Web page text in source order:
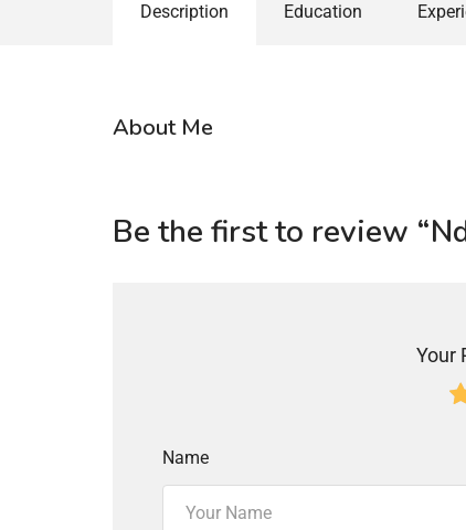
Description Education
About Me
Be the first to review
Your
Name